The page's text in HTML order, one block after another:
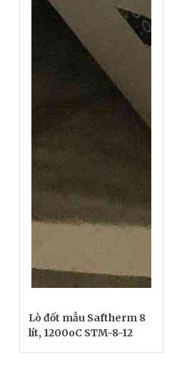
Lò đốt mẫu Saftherm 8
lít, 1200oC STM-8-12